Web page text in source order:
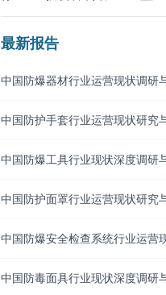
最新报告
中国防爆器材行业运营现状调研
中国防护手套行业运营现状研究
中国防爆工具行业现状深度调研
中国防护面罩行业运营现状研究
中国防爆安全检查系统行业运营
中国防毒面具行业现状深度调研